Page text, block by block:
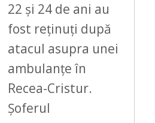
22 și 24 de ani au
fost reținuți după
atacul asupra unei
ambulanțe în
Recea-Cristur.
Șoferul